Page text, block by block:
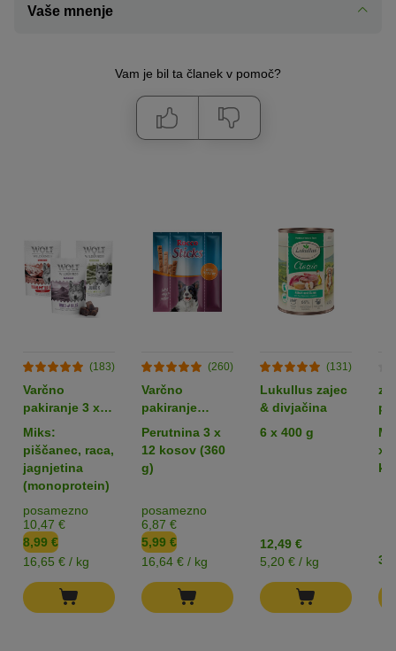
Vaše mnenje
Vam je bil ta članek v pomoč?
(183)
Varčno
pakiranje 3 x
180 g: Wolf of
Wilderness
Snack - Wild
Bites
Miks:
piščanec, raca,
jagnjetina
(monoprotein)
posamezno
10,47 €
8,99 €
16,65 € / kg
(260)
Varčno
pakiranje
Rocco Sticks
Perutnina 3 x
12 kosov (360
g)
posamezno
6,87 €
5,99 €
16,64 € / kg
(131)
Lukullus zajec
& divjačina
6 x 400 g
12,49 €
5,20 € / kg
x